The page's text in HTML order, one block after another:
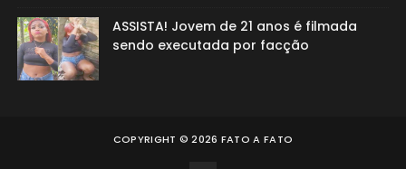
ASSISTA! Jovem de 21 anos é filmada
sendo executada por facção
COPYRIGHT ©2026 FATO A FATO